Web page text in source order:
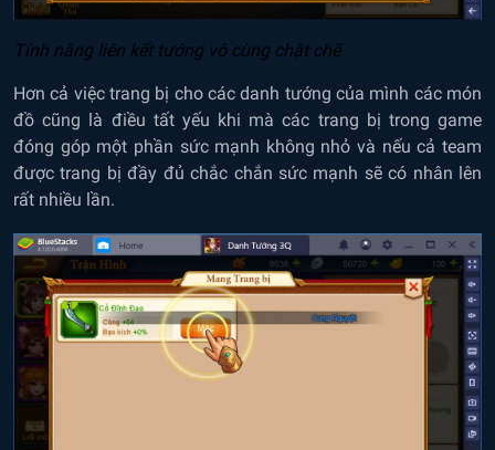
Tính năng liên kết tướng vô cùng chặt chẽ
Hơn cả việc trang bị cho các danh tướng của mình các món
đồ cũng là điều tất yếu khi mà các trang bị trong game
đóng góp một phần sức mạnh không nhỏ và nếu cả team
được trang bị đầy đủ chắc chắn sức mạnh sẽ có nhân lên
rất nhiều lần.